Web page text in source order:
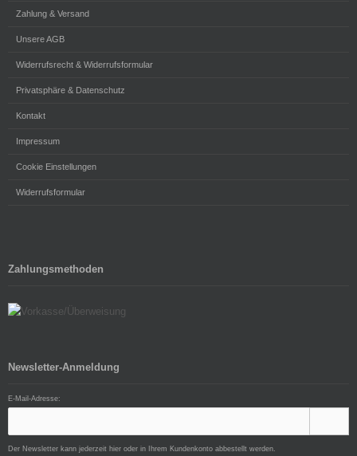
Zahlung & Versand
Unsere AGB
Widerrufsrecht & Widerrufsformular
Privatsphäre & Datenschutz
Kontakt
Impressum
Cookie Einstellungen
Widerrufsformular
Zahlungsmethoden
Newsletter-Anmeldung
E-Mail-Adresse:
Der Newsletter kann jederzeit hier oder in Ihrem Kundenkonto abbestellt werden.